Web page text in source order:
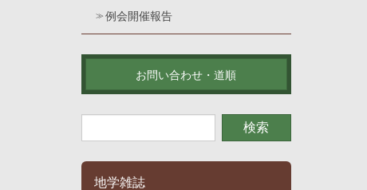
例会開催報告
お問い合わせ・道順
地学雑誌